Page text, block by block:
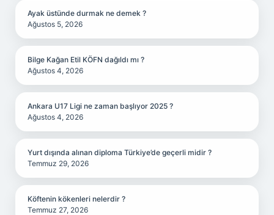
Ayak üstünde durmak ne demek ?
Ağustos 5, 2026
Bilge Kağan Etil KÖFN dağıldı mı ?
Ağustos 4, 2026
Ankara U17 Ligi ne zaman başlıyor 2025 ?
Ağustos 4, 2026
Yurt dışında alınan diploma Türkiye’de geçerli midir ?
Temmuz 29, 2026
Köftenin kökenleri nelerdir ?
Temmuz 27, 2026